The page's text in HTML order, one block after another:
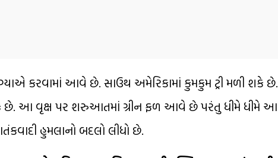
કરવામાં આવે છે. સાઉથ અમેરિકામાં કુમકુમ ટ્રી મળી શકે છે.
છે. આ વૃક્ષ પર શરુઆતમાં ગ્રીન ફળ આવે છે પરંતુ ધીમે ધીમે આ
હુમલાનો બદલો લીધો છે.